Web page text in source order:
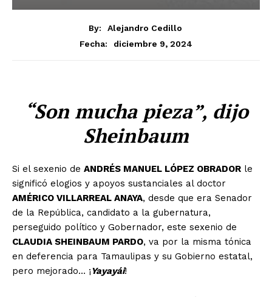
By:
Alejandro Cedillo
Fecha:
diciembre 9, 2024
“Son mucha pieza”, dijo
Sheinbaum
Si el sexenio de ANDRÉS MANUEL LÓPEZ OBRADOR le
significó elogios y apoyos sustanciales al doctor
AMÉRICO VILLARREAL ANAYA, desde que era Senador
de la República, candidato a la gubernatura,
perseguido político y Gobernador, este sexenio de
CLAUDIA SHEINBAUM PARDO, va por la misma tónica
en deferencia para Tamaulipas y su Gobierno estatal,
pero mejorado… ¡Yayayái!